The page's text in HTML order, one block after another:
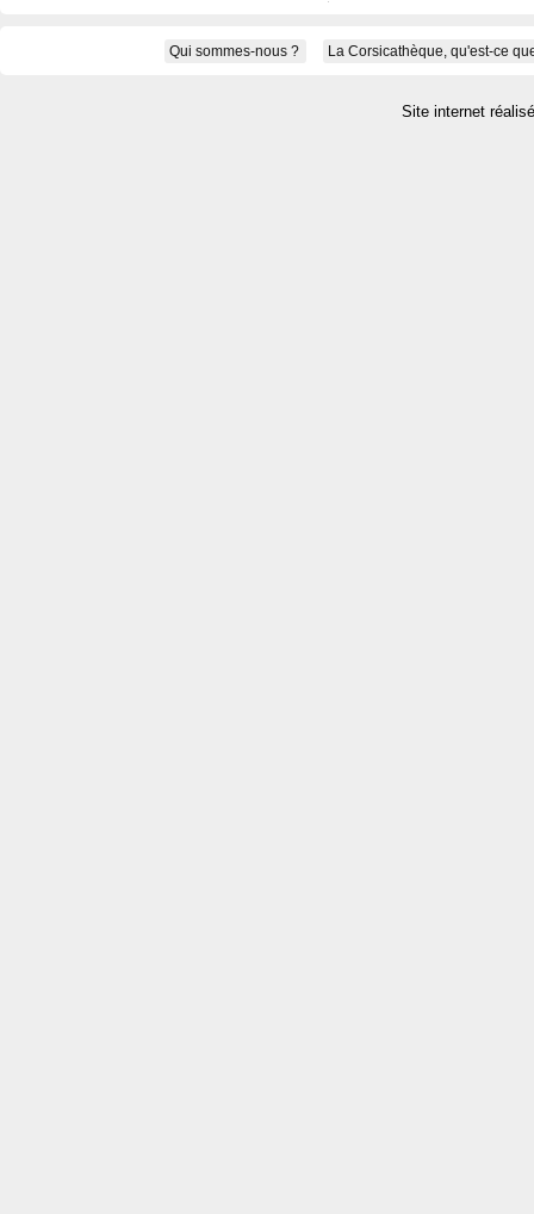
Qui sommes-nous ? La Corsicathèque, qu'est-ce
Site internet